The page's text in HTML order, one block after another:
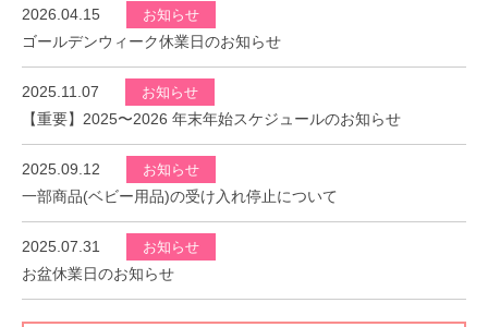
2026.04.15 お知らせ
ゴールデンウィーク休業日のお知らせ
2025.11.07 お知らせ
【重要】2025〜2026 年末年始スケジュールのお知らせ
2025.09.12 お知らせ
一部商品(ベビー用品)の受け入れ停止について
2025.07.31 お知らせ
お盆休業日のお知らせ